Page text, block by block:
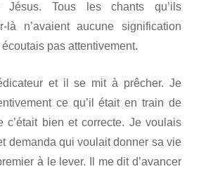
Tous les chants qu’ils
là n’avaient aucune signification
pas attentivement.
et il se mit à prêcher. Je
ce qu’il était en train de
c’était bien et correcte. Je voulais
demanda qui voulait donner sa vie
à le lever. Il me dit d’avancer